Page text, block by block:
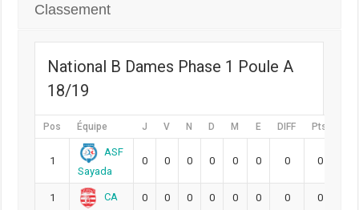
Classement
National B Dames Phase 1 Poule A
18/19
Pos Équipe J V N D M E DIFF Pts
1
ASF
Sayada
0 0 0 0 0 0 0 0
1 CA 0 0 0 0 0 0 0 0